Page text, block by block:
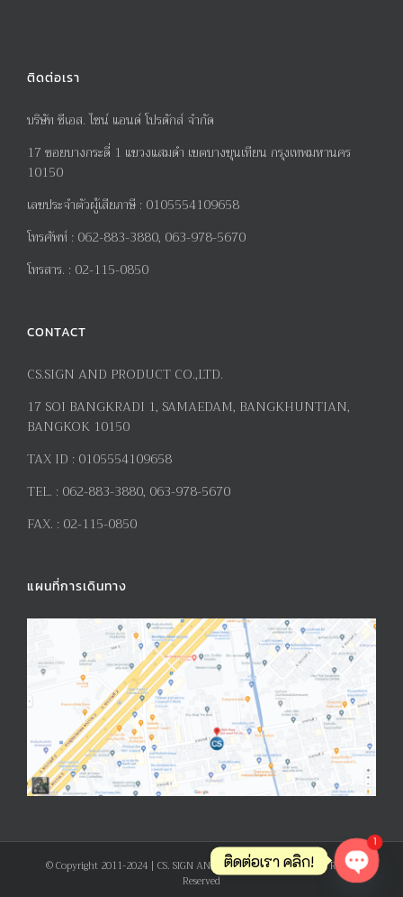
ติดต่อเรา
บริษัท ซีเอส. ไซน์ แอนด์ โปรดักส์ จำกัด
17ซอยบางกระดี่ 1 แขวงแสมดำ เขตบางขุนเทียน กรุงเทพมหานคร
10150
เลขประจำตัวผู้เสียภาษี : 0105554109658
โทรศัพท์ : 062-883-3880, 063-978-5670
โทรสาร. : 02-115-0850
CONTACT
CS.SIGN AND PRODUCT CO.,LTD.
17 SOI BANGKRADI 1, SAMAEDAM, BANGKHUNTIAN,
BANGKOK 10150
TAX ID : 0105554109658
TEL. : 062-883-3880, 063-978-5670
FAX. : 02-115-0850
แผนที่การเดินทาง
© Copyright 2011-2024 | CS. SIGN AND PRODUCT CO., LTD. | All Rights
Reserved
ติดต่อเรา คลิก!
1